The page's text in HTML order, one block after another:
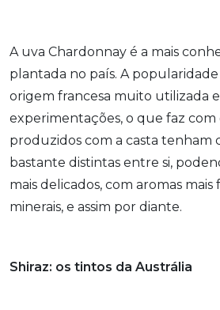
A uva Chardonnay é a mais
plantada no país. A
origem francesa muito utilizada
experimentações, o que faz com
produzidos com a casta tenham
bastante distintas entre si,
mais delicados, com aromas
minerais, e assim por diante.
Shiraz: os tintos da Austrália